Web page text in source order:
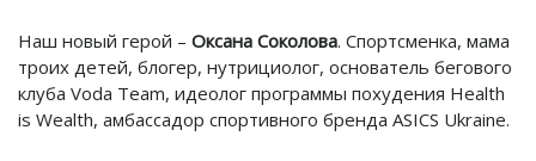
Наш новый герой – Оксана Соколова. Спортсменка, мама
троих детей, блогер, нутрициолог, основатель бегового
клуба Voda Team, идеолог программы похудения Health
is Wealth, амбассадор спортивного бренда ASICS Ukraine.